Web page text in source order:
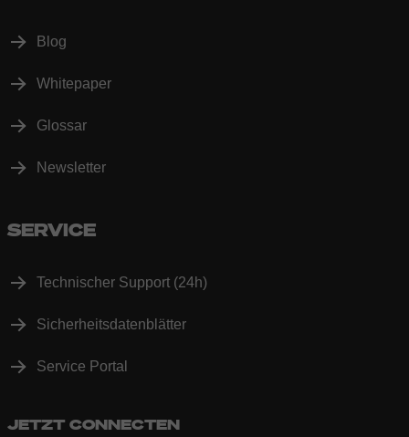
Blog
Whitepaper
Glossar
Newsletter
SERVICE
Technischer Support (24h)
Sicherheitsdatenblätter
Service Portal
JETZT CONNECTEN